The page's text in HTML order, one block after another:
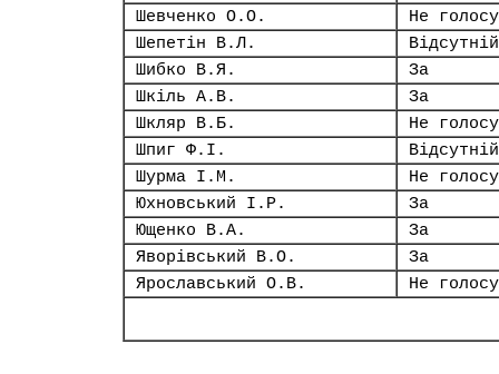
Шевченко О.О.
Не
Шепетін В.Л.
Відсутній
Шибко В.Я.
За
Шкіль А.В.
За
Шкляр В.Б.
Не
Шпиг Ф.І.
Відсутній
Шурма І.М.
Не
Юхновський І.Р.
За
Ющенко В.А.
За
Яворівський В.О.
За
Ярославський О.В.
Не